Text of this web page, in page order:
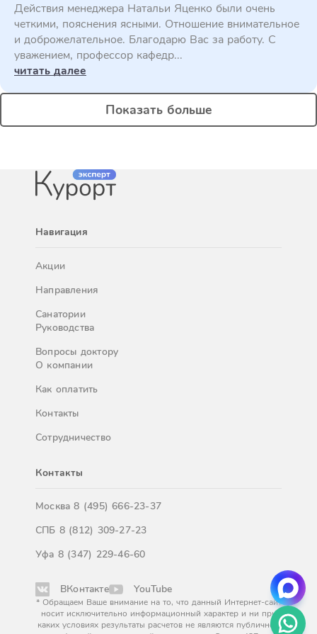
Действия менеджера Натальи Яценко были очень
четкими, пояснения ясными. Отношение внимательное
и доброжелательное. Благодарю Вас за работу. С
уважением, профессор кафедр...
читать далее
Показать больше
Навигация
Акции
Направления
Санатории
Руководства
Вопросы доктору
О компании
Как оплатить
Контакты
Сотрудничество
Контакты
Москва8 (495) 666-23-37
СПБ 8 (812) 309-27-23
Уфа 8 (347) 229-46-60
ВКонтакте YouTube
* Обращаем Ваше внимание на то, что данный Интернет-сайт
носит исключительно информационный характер и ни при
каких условиях результаты расчетов не являются публичной